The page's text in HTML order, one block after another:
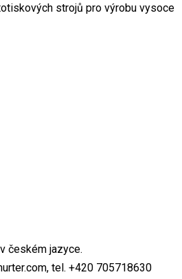
strojů pro výrobu vysoce
českém jazyce.
tel. +420 705718630